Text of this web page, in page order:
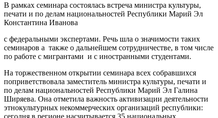
В рамках семинара состоялась встреча министра культуры,
печати и по делам национальностей Республики Марий Эл
Константина Иванова
с федеральными экспертами. Речь шла о значимости таких
семинаров а также о дальнейшем сотрудничестве, в том числе
по работе с мигрантами и с иностранными студентами.
На торжественном открытии семинара всех собравшихся
поприветствовала заместитель министра культуры, печати и
по делам национальностей Республики Марий Эл Галина
Ширяева. Она отметила важность активизации деятельности
этнокультурных некоммерческих организаций республики:
сегодня в регионе насчитывается 35 национальных